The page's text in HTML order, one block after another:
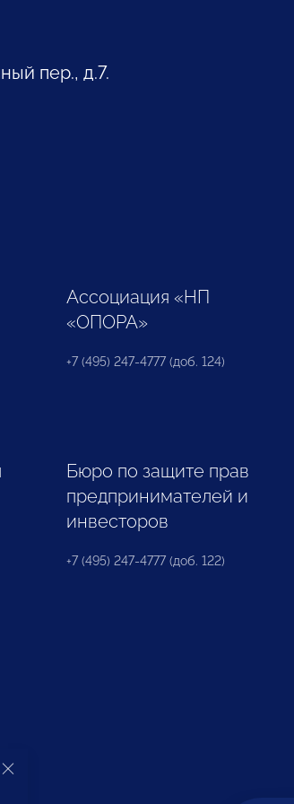
пер., д.7.
Ассоциация «НП
«ОПОРА»
+7 (495) 247-4777 (доб. 124)
Бюро по защите прав
предпринимателей и
инвесторов
+7 (495) 247-4777 (доб. 122)